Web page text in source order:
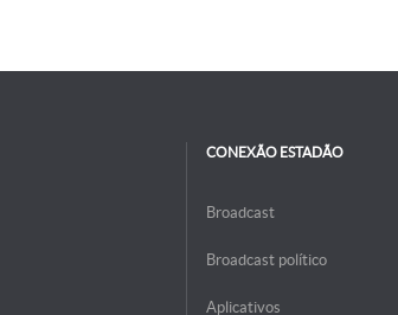
CONEXÃO ESTADÃO
Broadcast
Broadcast político
Aplicativos